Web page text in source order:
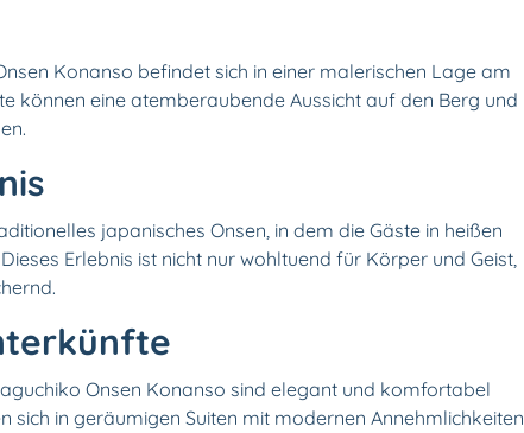
Konanso befindet sich in einer malerischen Lage am
können eine atemberaubende Aussicht auf den Berg und
japanisches Onsen, in dem die Gäste in heißen
Erlebnis ist nicht nur wohltuend für Körper und Geist,
Onsen Konanso sind elegant und komfortabel
sich in geräumigen Suiten mit modernen Annehmlichkeiten